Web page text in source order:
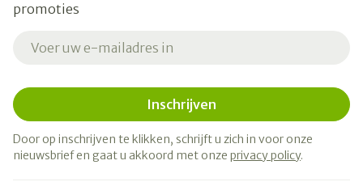
promoties
Inschrijven
Door op inschrijven te klikken, schrijft u zich in voor onze
nieuwsbrief en gaat u akkoord met onze privacy policy.